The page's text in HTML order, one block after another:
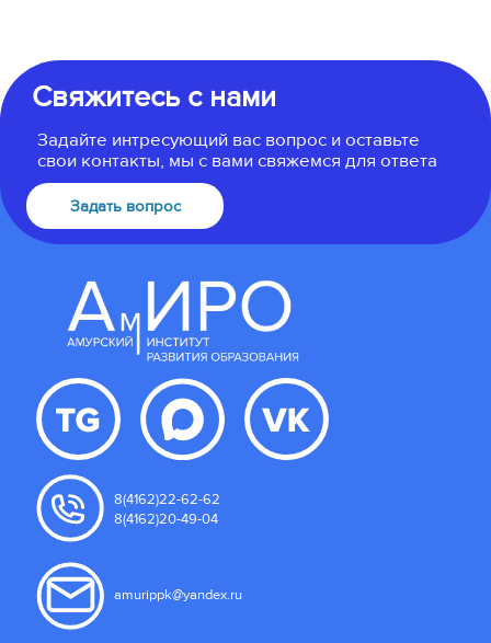
Свяжитесь с нами
Задайте интресующий вас вопрос и оставьте
свои контакты, мы с вами свяжемся для ответа
Задать вопрос
8(4162)22-62-62
8(4162)20-49-04
amurippk@yandex.ru